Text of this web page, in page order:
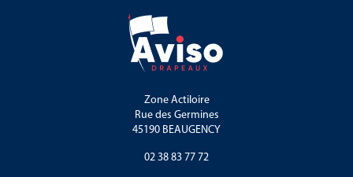
Zone Actiloire
Rue des Germines
45190 BEAUGENCY
02 38 83 77 72